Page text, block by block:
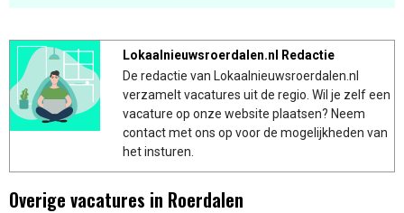
Lokaalnieuwsroerdalen.nl Redactie
De redactie van Lokaalnieuwsroerdalen.nl
verzamelt vacatures uit de regio. Wil je zelf een
vacature op onze website plaatsen? Neem
contact met ons op voor de mogelijkheden van
het insturen.
Overige vacatures in Roerdalen